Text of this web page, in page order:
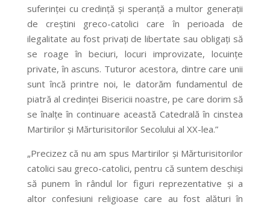
suferinței cu credință și speranță a multor generații
de creștini greco-catolici care în perioada de
ilegalitate au fost privați de libertate sau obligați să
se roage în beciuri, locuri improvizate, locuințe
private, în ascuns. Tuturor acestora, dintre care unii
sunt încă printre noi, le datorăm fundamentul de
piatră al credinței Bisericii noastre, pe care dorim să
se înalțe în continuare această Catedrală în cinstea
Martirilor și Mărturisitorilor Secolului al XX-lea.”
„Precizez că nu am spus Martirilor și Mărturisitorilor
catolici sau greco-catolici, pentru că suntem deschiși
să punem în rândul lor figuri reprezentative și a
altor confesiuni religioase care au fost alături în